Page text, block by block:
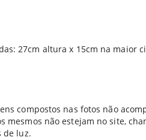
27cm altura x 15cm na maior
compostos nas fotos não
mesmos não estejam no site,
de luz.